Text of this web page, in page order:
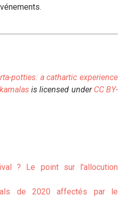
potties: a cathartic experience
is licensed under CC BY-
? Le point sur l'allocution
de 2020 affectés par le